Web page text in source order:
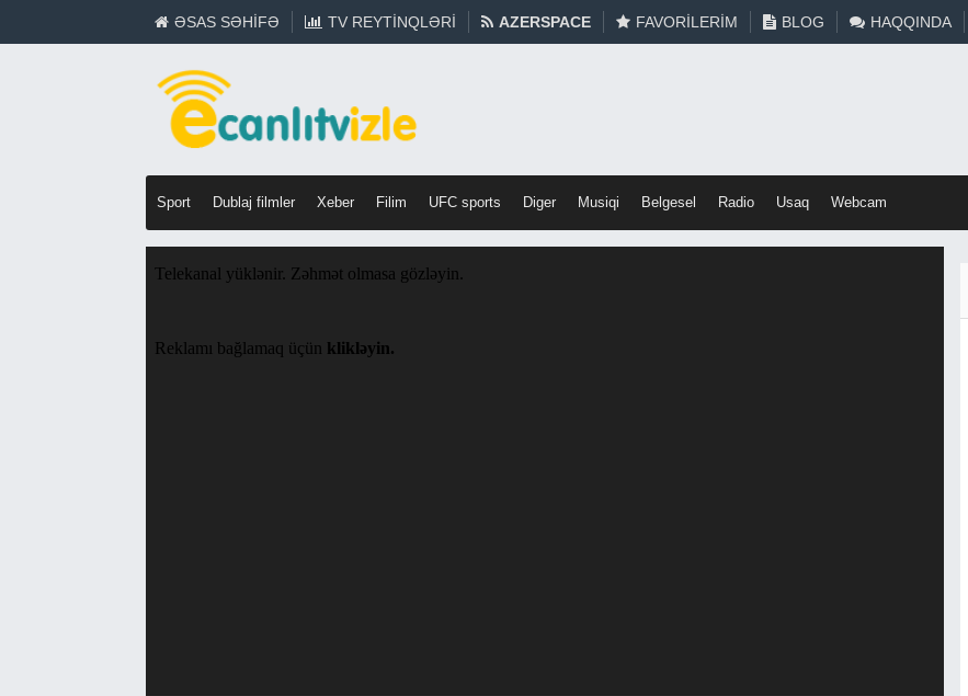
ƏSAS SƏHIFƏ TV REYTINQLƏRI AZERSPACE FAVORILERIM BLOG HAQQINDA
Sport Dublaj filmler Xeber Filim UFC sports Diger Musiqi Belgesel Radio Usaq Webcam